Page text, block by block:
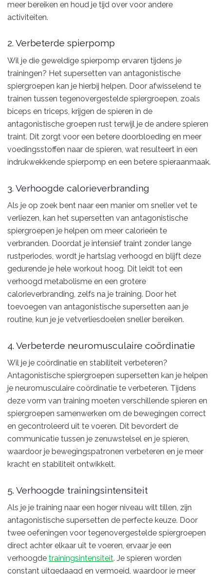
meer bereiken en houd je tijd over voor andere
activiteiten.
2. Verbeterde spierpomp
Wil je die geweldige spierpomp ervaren tijdens je
trainingen? Het supersetten van antagonistische
spiergroepen kan je hierbij helpen. Door afwisselend te
trainen tussen tegenovergestelde spiergroepen, zoals
biceps en triceps, krijgen de spieren in de
antagonistische groepen rust terwijl je de andere spieren
traint. Dit zorgt voor een betere doorbloeding en meer
voedingsstoffen naar de spieren, wat resulteert in een
indrukwekkende spierpomp en een betere spieraanmaak.
3. Verhoogde calorieverbranding
Als je op zoek bent naar een manier om sneller vet te
verliezen, kan het supersetten van antagonistische
spiergroepen je helpen om meer calorieën te
verbranden. Doordat je intensief traint zonder lange
rustperiodes, wordt je hartslag verhoogd en blijft deze
gedurende je hele workout hoog. Dit leidt tot een
verhoogd metabolisme en een grotere
calorieverbranding, zelfs na je training. Door het
toevoegen van antagonistische supersetten aan je
routine, kun je je vetverliesdoelen sneller bereiken.
4. Verbeterde neuromusculaire coördinatie
Wil je je coördinatie en stabiliteit verbeteren?
Antagonistische spiergroepen supersetten kan je helpen
je neuromusculaire coördinatie te verbeteren. Tijdens
deze vorm van training moeten verschillende spieren en
spiergroepen samenwerken om de bewegingen correct
en gecontroleerd uit te voeren. Dit bevordert de
communicatie tussen je zenuwstelsel en je spieren,
waardoor je bewegingspatronen verbeteren en je meer
kracht en stabiliteit ontwikkelt.
5. Verhoogde trainingsintensiteit
Als je je training naar een hoger niveau wilt tillen, zijn
antagonistische supersetten de perfecte keuze. Door
twee oefeningen voor tegenovergestelde spiergroepen
direct achter elkaar uit te voeren, ervaar je een
verhoogde trainingsintensiteit. Je spieren worden
constant uitgedaagd en vermoeid, waardoor je meer